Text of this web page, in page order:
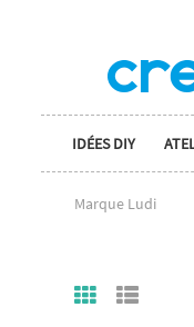
IDÉES DIY
Marque Ludi